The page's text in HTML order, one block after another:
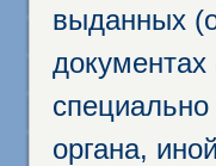
выданных
документах
специально
органа,